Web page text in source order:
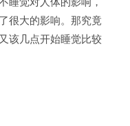
很大的影响。那究竟
该几点开始睡觉比较